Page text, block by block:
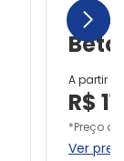
A partir
R$
*Preço
Ver
chevron_right